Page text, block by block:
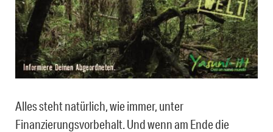
Alles steht natürlich, wie immer, unter
Finanzierungsvorbehalt. Und wenn am Ende die